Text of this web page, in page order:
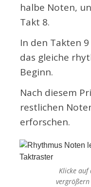
halbe Noten,
Takt 8.
In den Takten
das gleiche
Beginn.
Nach diesem
restlichen
erforschen.
Klicke auf